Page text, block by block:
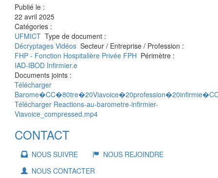
Publié le :
22 avril 2025
Catégories :
UFMICT Type de document :
Décryptages Vidéos Secteur / Entreprise / Profession :
FHP - Fonction Hospitalière Privée FPH Périmètre :
IAD-IBOD Infirmier.e
Documents joints :
Télécharger
Télécharger Reactions-au-barometre-infirmier-
Viavoice_compressed.mp4
CONTACT
NOUS SUIVRE
NOUS REJOINDRE
NOUS CONTACTER